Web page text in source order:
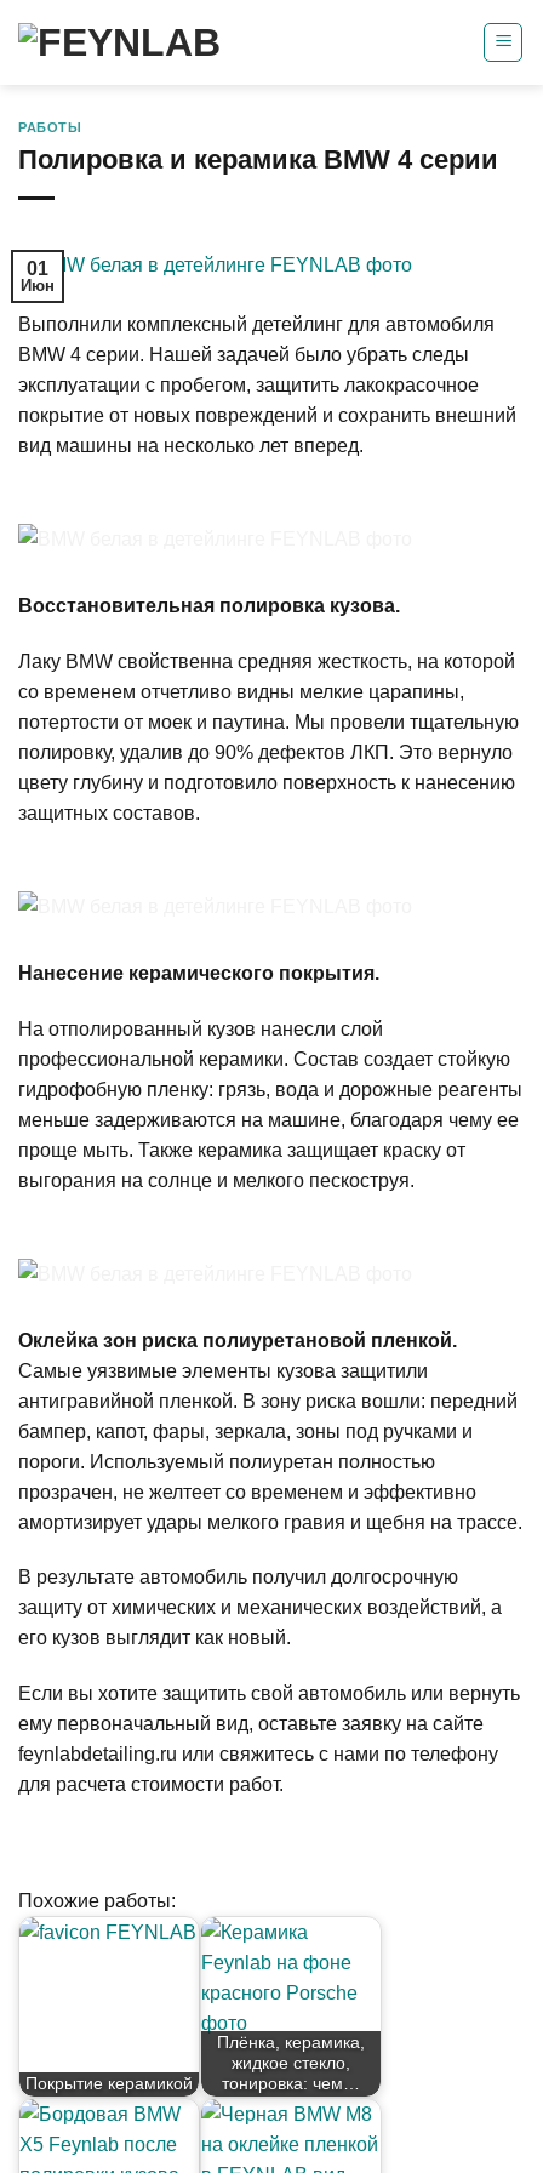
РАБОТЫ
Полировка и керамика BMW 4 серии
01
Июн
Выполнили комплексный детейлинг для автомобиля
BMW 4 серии. Нашей задачей было убрать следы
эксплуатации с пробегом, защитить лакокрасочное
покрытие от новых повреждений и сохранить внешний
вид машины на несколько лет вперед.
Восстановительная полировка кузова.
Лаку BMW свойственна средняя жесткость, на которой
со временем отчетливо видны мелкие царапины,
потертости от моек и паутина. Мы провели тщательную
полировку, удалив до 90% дефектов ЛКП. Это вернуло
цвету глубину и подготовило поверхность к нанесению
защитных составов.
Нанесение керамического покрытия.
На отполированный кузов нанесли слой
профессиональной керамики. Состав создает стойкую
гидрофобную пленку: грязь, вода и дорожные реагенты
меньше задерживаются на машине, благодаря чему ее
проще мыть. Также керамика защищает краску от
выгорания на солнце и мелкого пескоструя.
Оклейка зон риска полиуретановой пленкой.
Самые уязвимые элементы кузова защитили
антигравийной пленкой. В зону риска вошли: передний
бампер, капот, фары, зеркала, зоны под ручками и
пороги. Используемый полиуретан полностью
прозрачен, не желтеет со временем и эффективно
амортизирует удары мелкого гравия и щебня на трассе.
В результате автомобиль получил долгосрочную
защиту от химических и механических воздействий, а
его кузов выглядит как новый.
Если вы хотите защитить свой автомобиль или вернуть
ему первоначальный вид, оставьте заявку на сайте
feynlabdetailing.ru или свяжитесь с нами по телефону
для расчета стоимости работ.
Похожие работы:
Покрытие керамикой
Плёнка, керамика,
жидкое стекло,
тонировка: чем…